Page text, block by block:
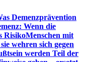
Demenzprävention
Wenn die
RisikoMenschen mit
wehren sich gegen
werden Teil der